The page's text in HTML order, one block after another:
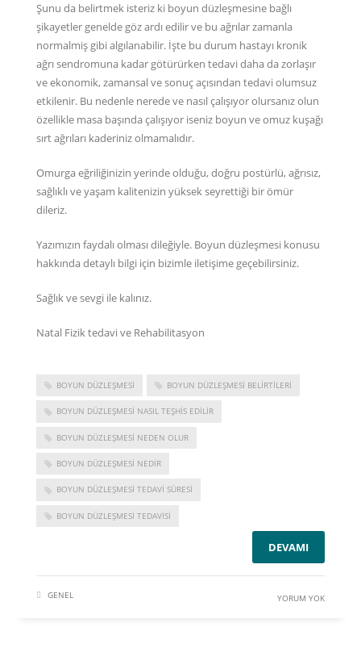
Şunu da belirtmek isteriz ki boyun düzleşmesine bağlı
şikayetler genelde göz ardı edilir ve bu ağrılar zamanla
normalmiş gibi algılanabilir. İşte bu durum hastayı kronik
ağrı sendromuna kadar götürürken tedavi daha da zorlaşır
ve ekonomik, zamansal ve sonuç açısından tedavi olumsuz
etkilenir. Bu nedenle nerede ve nasıl çalışıyor olursanız olun
özellikle masa başında çalışıyor iseniz boyun ve omuz kuşağı
sırt ağrıları kaderiniz olmamalıdır.
Omurga eğriliğinizin yerinde olduğu, doğru postürlü, ağrısız,
sağlıklı ve yaşam kalitenizin yüksek seyrettiği bir ömür
dileriz.
Yazımızın faydalı olması dileğiyle. Boyun düzleşmesi konusu
hakkında detaylı bilgi için bizimle iletişime geçebilirsiniz.
Sağlık ve sevgi ile kalınız.
Natal Fizik tedavi ve Rehabilitasyon
BOYUN DÜZLEŞMESI BOYUN DÜZLEŞMESI BELIRTILERI
BOYUN DÜZLEŞMESI NASIL TEŞHIS EDILIR
BOYUN DÜZLEŞMESI NEDEN OLUR
BOYUN DÜZLEŞMESI NEDIR
BOYUN DÜZLEŞMESI TEDAVI SÜRESI
BOYUN DÜZLEŞMESI TEDAVISI
DEVAMI
GENEL YORUM YOK